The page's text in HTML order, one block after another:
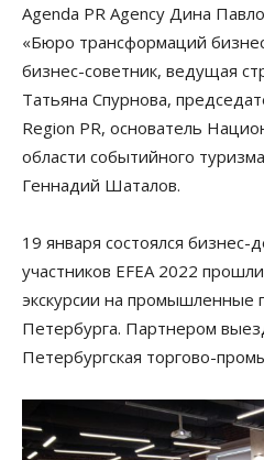
Agenda PR Agency Дина
«Бюро трансформаций
бизнес-советник, ведущая
Татьяна Спурнова,
Region PR, основатель
области событийного
Геннадий Шаталов.
19 января состоялся бизнес-
участников EFEA 2022
экскурсии на промышленные
Петербурга. Партнером
Петербургская торгово-